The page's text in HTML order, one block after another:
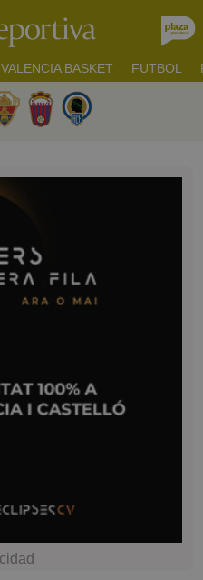
VALENCIA BASKET FUTBOL